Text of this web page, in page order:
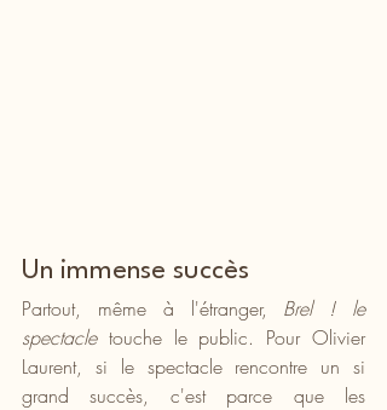
Un immense succès
Partout, même à l'étranger, Brel ! le
spectacle touche le public. Pour Olivier
Laurent, si le spectacle rencontre un si
grand succès, c'est parce que les